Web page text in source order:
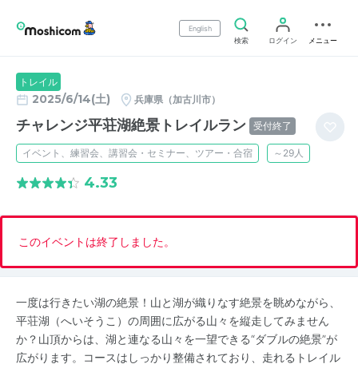
English
検索
ログイン メニュー
トレイル
2025/6/14(土) 兵庫県（加古川市）
チャレンジ平荘湖絶景トレイルラン 受付終了
イベント、練習会、講習会・セミナー、ツアー・合宿 ～29人
4.33
このイベントは終了しました。
一度は行きたい湖の絶景！山と湖が織りなす絶景を眺めながら、
平荘湖（へいそうこ）の周囲に広がる山々を縦走してみません
か？山頂からは、湖と連なる山々を一望できる“ダブルの絶景”が
広がります。コースはしっかり整備されており、走れるトレイル